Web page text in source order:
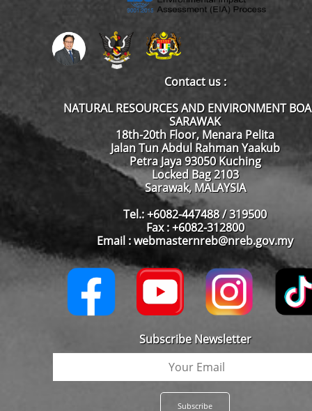
Contact us :
NATURAL RESOURCES AND ENVIRONMENT
SARAWAK
18th-20th Floor, Menara Pelita
Jalan Tun Abdul Rahman Yaakub
Petra Jaya 93050 Kuching
Locked Bag 2103
Sarawak, MALAYSIA
Tel.: +6082-447488 / 319500
Fax : +6082-312800
Email : webmasternreb@nreb.gov.my
Subscribe Newsletter